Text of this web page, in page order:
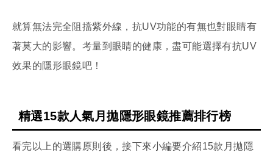
就算無法完全阻擋紫外線，抗UV功能的有無也對眼睛有
著莫大的影響。考量到眼睛的健康，盡可能選擇有抗UV
效果的隱形眼鏡吧！
精選15款人氣月拋隱形眼鏡推薦排行榜
看完以上的選購原則後，接下來小編要介紹15款月拋隱